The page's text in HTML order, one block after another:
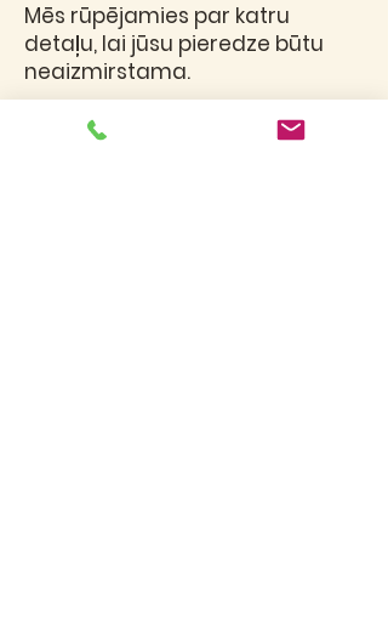
Mēs rūpējamies par katru
detaļu, lai jūsu pieredze būtu
neaizmirstama.